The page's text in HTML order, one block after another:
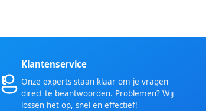
Klantenservice
Onze experts staan klaar om je vragen
direct te beantwoorden. Problemen? Wij
lossen het op, snel en effectief!